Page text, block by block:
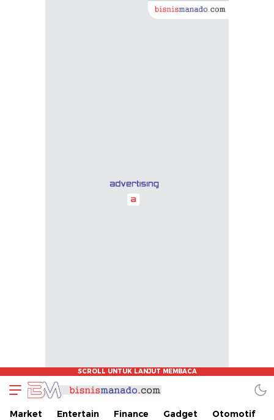
Market Entertain Finance Gadget Otomotif